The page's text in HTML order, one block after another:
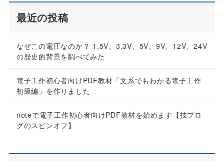
最近の投稿
なぜこの電圧なのか？ 1.5V、3.3V、5V、9V、12V、24V
の歴史的背景を調べてみた
電子工作初心者向けPDF教材「文系でもわかる電子工作
初級編」を作りました
noteで電子工作初心者向けPDF教材を始めます【技プロ
グのスピンオフ】